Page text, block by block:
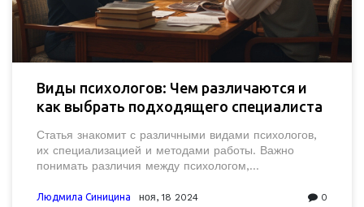
Виды психологов: Чем различаются и
как выбрать подходящего специалиста
Статья знакомит с различными видами психологов,
их специализацией и методами работы. Важно
понимать различия между психологом,
нужного специалиста. Узнайте о ролях детского
Людмила Синицина ноя, 18 2024 0